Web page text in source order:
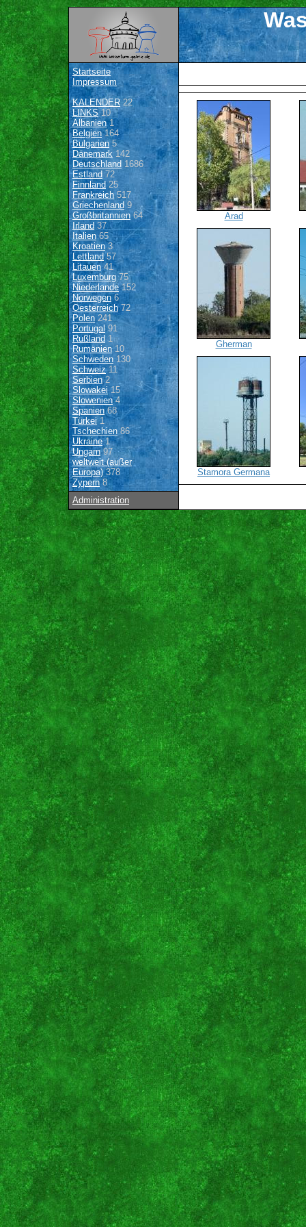
Startseite
Impressum
KALENDER22
LINKS10
Albanien1
Belgien164
Bulgarien 5
Dänemark142
Deutschland 1686
Estland 72
Finnland 25
Frankreich517
Griechenland9
Großbritannien64
Irland 37
Italien65
Kroatien3
Lettland57
Litauen41
Luxemburg 75
Niederlande152
Norwegen6
Oesterreich72
Polen 241
Portugal91
Rußland 1
Rumänien10
Schweden 130
Schweiz11
Serbien2
Slowakei15
Slowenien4
Spanien68
Türkei1
Tschechien 86
Ukraine1
Ungarn97
weltweit (außer
Europa)378
Zypern8
Administration
Arad
Gherman
Stamora Germana